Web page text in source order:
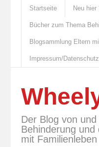
Startseite Neu hier
Bücher zum Thema
Blogsammlung Eltern
Impressum/Datenschutz
Der Blog von
Behinderung
mit Familienleben